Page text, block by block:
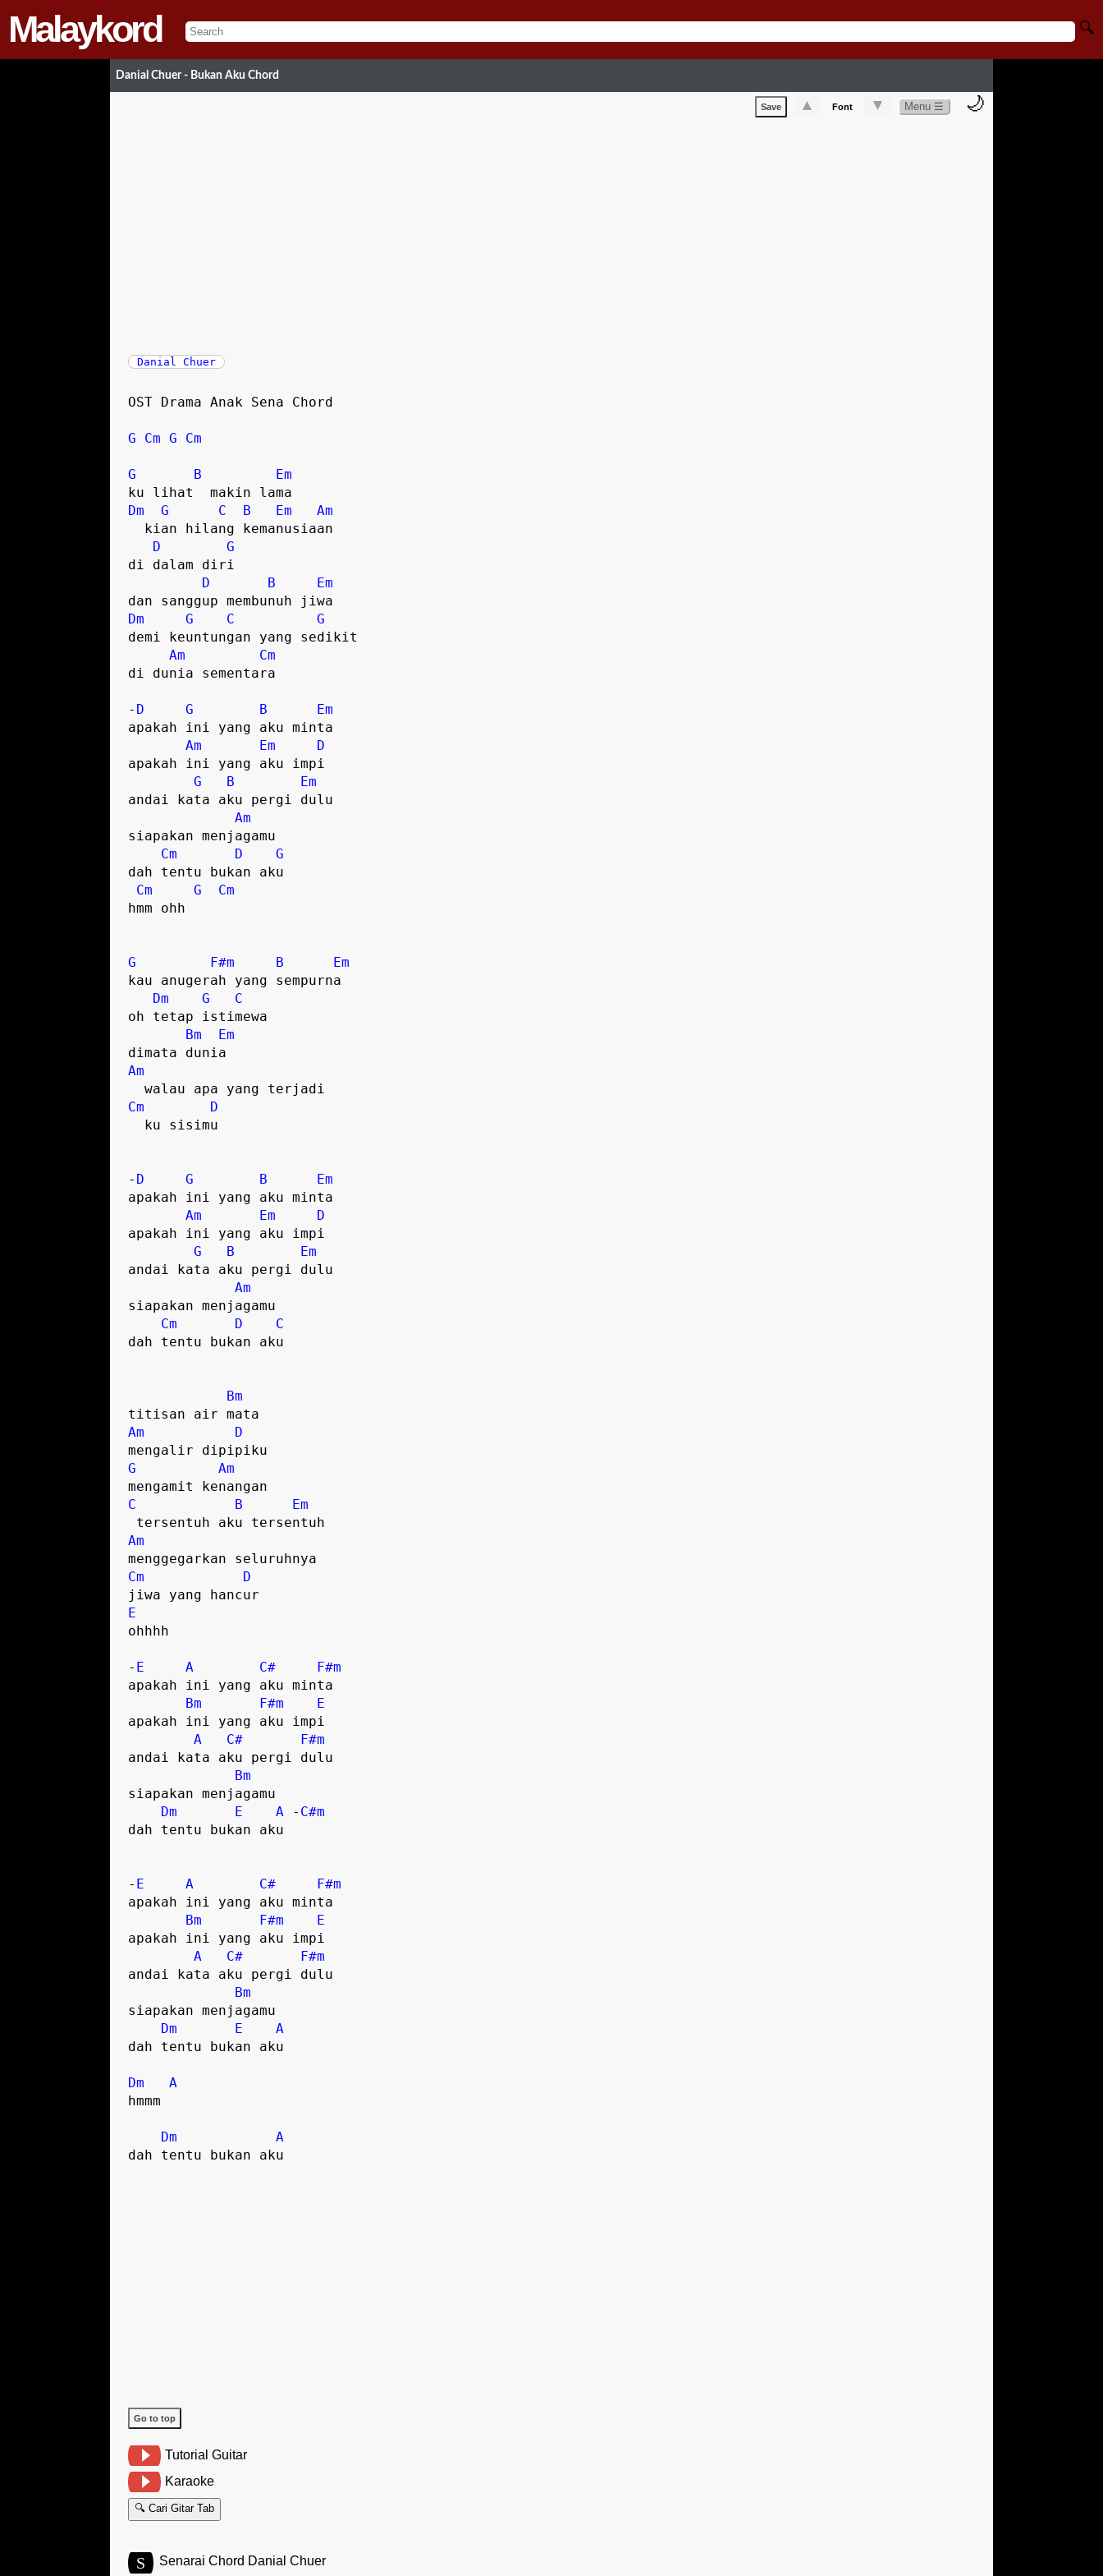
Malaykord 🔍
Danial Chuer - Bukan Aku Chord
Save ▲ Font ▼ Menu ☰ 🌙
Danial Chuer
OST Drama Anak Sena Chord
G Cm G Cm
G B
Em
Dm
G C B Em
Am
D
G
di dalam diri
D
B
Em
Dm
G C
G
demi keuntungan yang sedikit
Am
Cm
di dunia sementara
- D G B
Em
apakah ini yang aku minta
Am
Em
D
apakah ini yang aku impi
G
B
Em
andai kata aku pergi dulu
Am
siapakan menjagamu
Cm
D
G
dah tentu bukan aku
Cm
G
Cm
hmm ohh
G F#m B
Em
kau anugerah yang sempurna
Dm
G
C
oh tetap istimewa
Bm
Em
Am
Cm
D
- D G B
Em
apakah ini yang aku minta
Am
Em
D
apakah ini yang aku impi
G
B
Em
andai kata aku pergi dulu
Am
siapakan menjagamu
Cm
D
C
dah tentu bukan aku
Bm
Am
D
G
Am
C
B
Em
Am
Cm
D
E
ohhhh
- E A C#
F#m
apakah ini yang aku minta
Bm
F#m
E
apakah ini yang aku impi
A
C#
F#m
andai kata aku pergi dulu
Bm
siapakan menjagamu
Dm
E A - C#m
dah tentu bukan aku
- E A C#
F#m
apakah ini yang aku minta
Bm
F#m
E
apakah ini yang aku impi
A
C#
F#m
andai kata aku pergi dulu
Bm
siapakan menjagamu
Dm
E
A
dah tentu bukan aku
Dm
A
hmmm
Dm
A
dah tentu bukan aku
Go to top
Tutorial Guitar
Karaoke
🔍 Cari Gitar Tab
S Senarai Chord Danial Chuer